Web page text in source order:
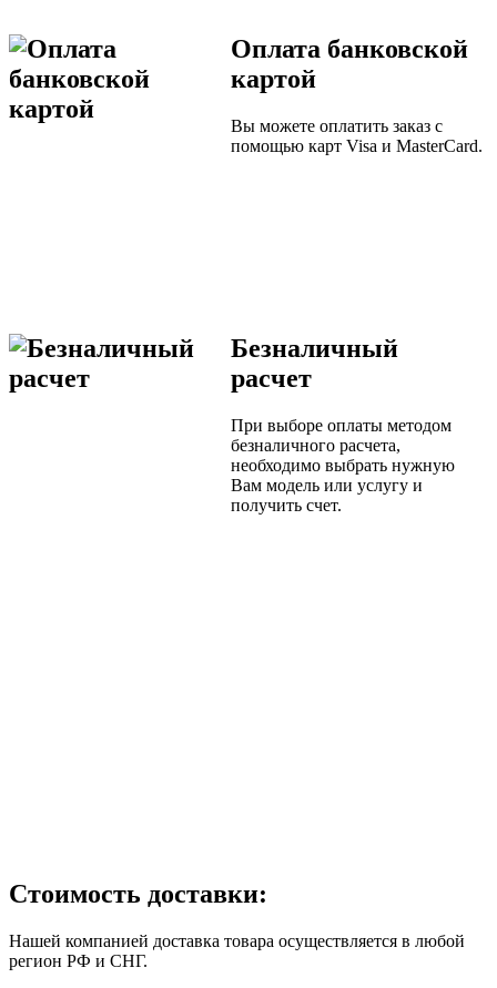
Оплата банковской
картой
Вы можете оплатить заказ с
помощью карт Visa и MasterCard.
Безналичный
расчет
При выборе оплаты методом
безналичного расчета,
необходимо выбрать нужную
Вам модель или услугу и
получить счет.
Стоимость доставки:
Нашей компанией доставка товара осуществляется в любой
регион РФ и СНГ.